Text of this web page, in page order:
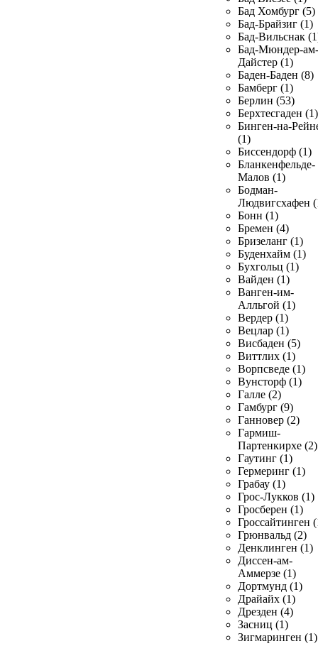
Бад Хомбург (5)
Бад-Брайзиг (1)
Бад-Вильснак
Бад-Мюндер-ам-
Дайстер (1)
Баден-Баден (8)
Бамберг (1)
Берлин (53)
Берхтесгаден (1)
Бинген-на-
(1)
Биссендорф (1)
Бланкенфельде-
Малов (1)
Бодман-
Людвигсхафен
Бонн (1)
Бремен (4)
Бризеланг (1)
Буденхайм (1)
Бухгольц (1)
Вайден (1)
Ванген-им-
Алльгой (1)
Вердер (1)
Вецлар (1)
Висбаден (5)
Виттлих (1)
Ворпсведе (1)
Вунсторф (1)
Галле (2)
Гамбург (9)
Ганновер (2)
Гармиш-
Партенкирхе (2)
Гаутинг (1)
Гермеринг (1)
Грабау (1)
Грос-Лукков (1)
Гросберен (1)
Гроссайтинген
Грюнвальд (2)
Денклинген (1)
Диссен-ам-
Аммерзе (1)
Дортмунд (1)
Драйайх (1)
Дрезден (4)
Засниц (1)
Зигмаринген (1)